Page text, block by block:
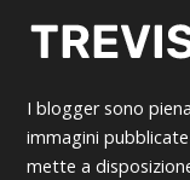
I blogger sono
immagini
mette a